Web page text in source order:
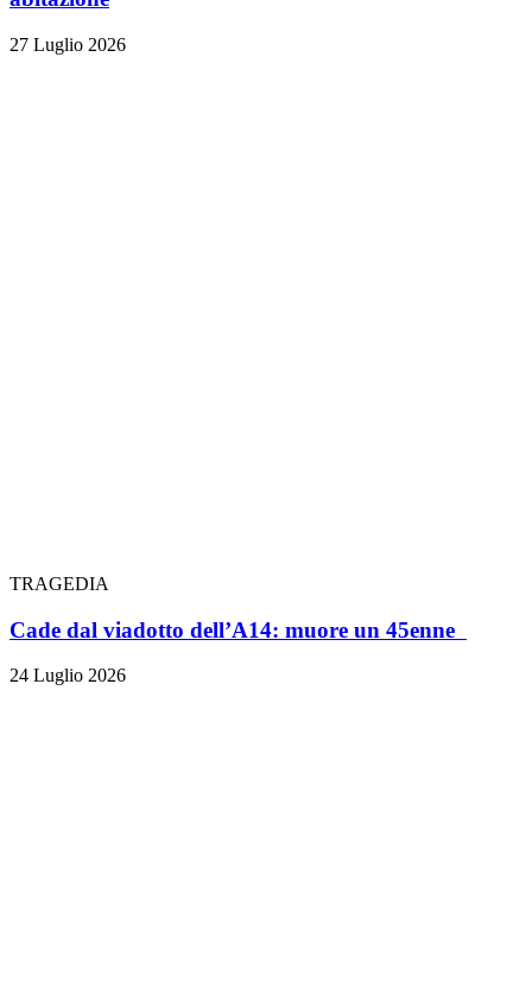
27 Luglio 2026
TRAGEDIA
Cade dal viadotto dell’A14: muore un 45enne
24 Luglio 2026